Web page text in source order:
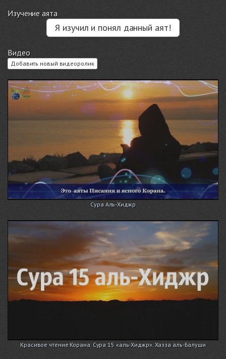
Изучение аята
Я изучил и понял данный аят!
Видео
Добавить новый видеоролик
Сура Аль-Хиджр
Красивое чтение Корана. Сура 15 «аль-Хиджр». Хазза аль-Балуши